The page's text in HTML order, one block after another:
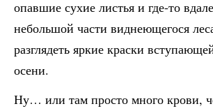
опавшие сухие листья и где-то
небольшой части виднеющегося
разглядеть яркие краски
осени.
Ну… или там просто много крови,